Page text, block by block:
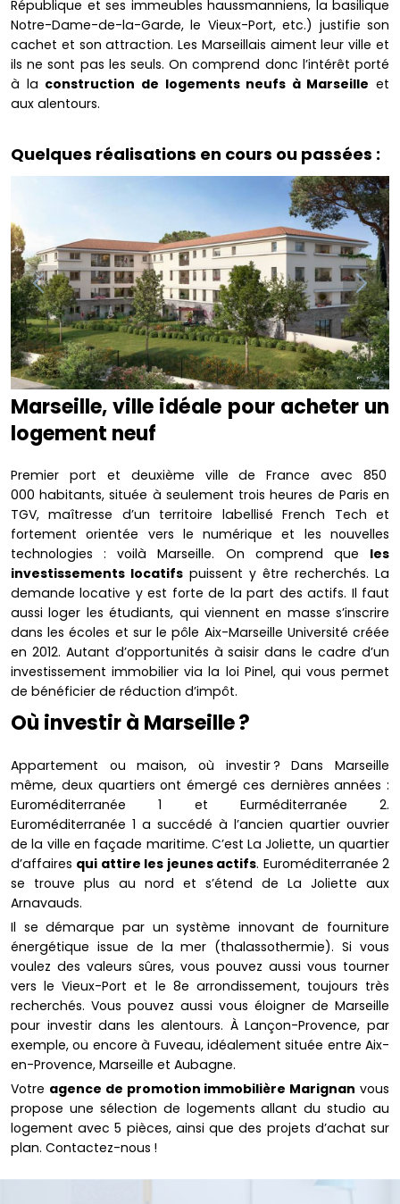
République et ses immeubles haussmanniens, la basilique
Notre-Dame-de-la-Garde, le Vieux-Port, etc.) justifie son
cachet et son attraction. Les Marseillais aiment leur ville et
ils ne sont pas les seuls. On comprend donc l’intérêt porté
à la construction de logements neufs à Marseille et
aux alentours.
Quelques réalisations en cours ou passées :
Marseille, ville idéale pour acheter un
logement neuf
Premier port et deuxième ville de France avec 850
000 habitants, située à seulement trois heures de Paris en
TGV, maîtresse d’un territoire labellisé French Tech et
fortement orientée vers le numérique et les nouvelles
technologies : voilà Marseille. On comprend que les
investissements locatifs puissent y être recherchés. La
demande locative y est forte de la part des actifs. Il faut
aussi loger les étudiants, qui viennent en masse s’inscrire
dans les écoles et sur le pôle Aix-Marseille Université créée
en 2012. Autant d’opportunités à saisir dans le cadre d’un
investissement immobilier via la loi Pinel, qui vous permet
de bénéficier de réduction d’impôt.
Où investir à Marseille ?
Appartement ou maison, où investir ? Dans Marseille
même, deux quartiers ont émergé ces dernières années :
Euroméditerranée 1 et Eurméditerranée 2.
Euroméditerranée 1 a succédé à l’ancien quartier ouvrier
de la ville en façade maritime. C’est La Joliette, un quartier
d’affaires qui attire les jeunes actifs. Euroméditerranée 2
se trouve plus au nord et s’étend de La Joliette aux
Arnavauds.
Il se démarque par un système innovant de fourniture
énergétique issue de la mer (thalassothermie). Si vous
voulez des valeurs sûres, vous pouvez aussi vous tourner
vers le Vieux-Port et le 8e arrondissement, toujours très
recherchés. Vous pouvez aussi vous éloigner de Marseille
pour investir dans les alentours. À Lançon-Provence, par
exemple, ou encore à Fuveau, idéalement située entre Aix-
en-Provence, Marseille et Aubagne.
Votre agence de promotion immobilière Marignan vous
propose une sélection de logements allant du studio au
logement avec 5 pièces, ainsi que des projets d’achat sur
plan. Contactez-nous !